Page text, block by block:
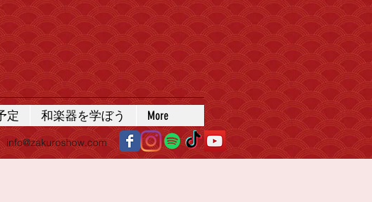
定 和楽器を学ぼう More
info@zakuroshow.com